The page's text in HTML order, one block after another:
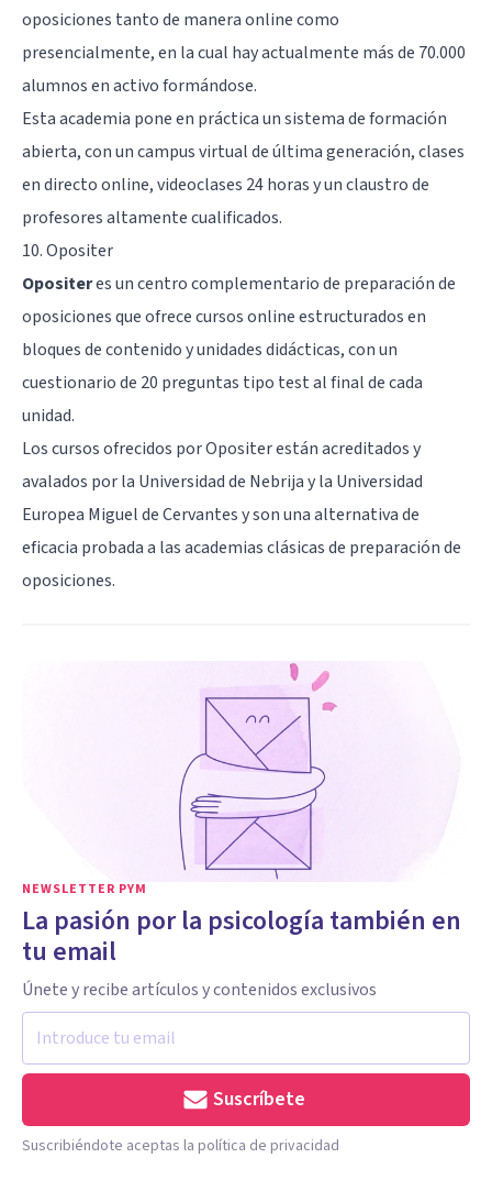
oposiciones tanto de manera online como
presencialmente, en la cual hay actualmente más de 70.000
alumnos en activo formándose.
Esta academia pone en práctica un sistema de formación
abierta, con un campus virtual de última generación, clases
en directo online, videoclases 24 horas y un claustro de
profesores altamente cualificados.
10. Opositer
Opositeres un centro complementario de preparación de
oposiciones que ofrece cursos online estructurados en
bloques de contenido y unidades didácticas, con un
cuestionario de 20 preguntas tipo test al final de cada
unidad.
Los cursos ofrecidos por Opositer están acreditados y
avalados por la Universidad de Nebrija y la Universidad
Europea Miguel de Cervantes y son una alternativa de
eficacia probada a las academias clásicas de preparación de
oposiciones.
NEWSLETTER PYM
La pasión por la psicología también en
tu email
Únete y recibe artículos y contenidos exclusivos
Suscríbete
Suscribiéndote aceptas la política de privacidad